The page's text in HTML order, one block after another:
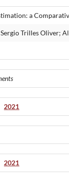
a
Sergio Trilles Oliver;
2021
2021